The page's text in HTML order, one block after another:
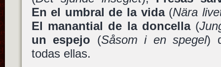
En el umbral de la vida(Nära
El manantial de la doncella(
un espejo (Såsom i en spegel)
todas ellas.